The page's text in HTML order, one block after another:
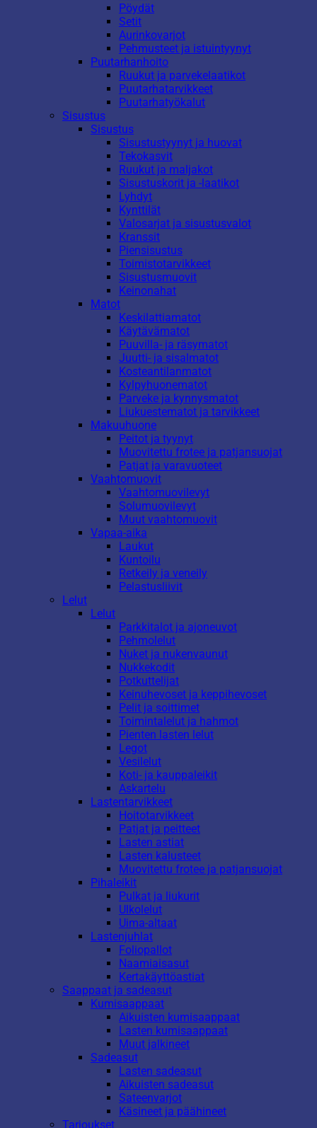
Pöydät
Setit
Aurinkovarjot
Pehmusteet ja istuintyynyt
Puutarhanhoito
Ruukut ja parvekelaatikot
Puutarhatarvikkeet
Puutarhatyökalut
Sisustus
Sisustus
Sisustustyynyt ja huovat
Tekokasvit
Ruukut ja maljakot
Sisustuskorit ja -laatikot
Lyhdyt
Kynttilät
Valosarjat ja sisustusvalot
Kranssit
Piensisustus
Toimistotarvikkeet
Sisustusmuovit
Keinonahat
Matot
Keskilattiamatot
Käytävämatot
Puuvilla- ja räsymatot
Juutti- ja sisalmatot
Kosteantilanmatot
Kylpyhuonematot
Parveke ja kynnysmatot
Liukuestematot ja tarvikkeet
Makuuhuone
Peitot ja tyynyt
Muovitettu frotee ja patjansuojat
Patjat ja varavuoteet
Vaahtomuovit
Vaahtomuovilevyt
Solumuovilevyt
Muut vaahtomuovit
Vapaa-aika
Laukut
Kuntoilu
Retkeily ja veneily
Pelastusliivit
Lelut
Lelut
Parkkitalot ja ajoneuvot
Pehmolelut
Nuket ja nukenvaunut
Nukkekodit
Potkuttelijat
Keinuhevoset ja keppihevoset
Pelit ja soittimet
Toimintalelut ja hahmot
Pienten lasten lelut
Legot
Vesilelut
Koti- ja kauppaleikit
Askartelu
Lastentarvikkeet
Hoitotarvikkeet
Patjat ja peitteet
Lasten astiat
Lasten kalusteet
Muovitettu frotee ja patjansuojat
Pihaleikit
Pulkat ja liukurit
Ulkolelut
Uima-altaat
Lastenjuhlat
Foliopallot
Naamiaisasut
Kertakäyttöastiat
Saappaat ja sadeasut
Kumisaappaat
Aikuisten kumisaappaat
Lasten kumisaappaat
Muut jalkineet
Sadeasut
Lasten sadeasut
Aikuisten sadeasut
Sateenvarjot
Käsineet ja päähineet
Tarjoukset